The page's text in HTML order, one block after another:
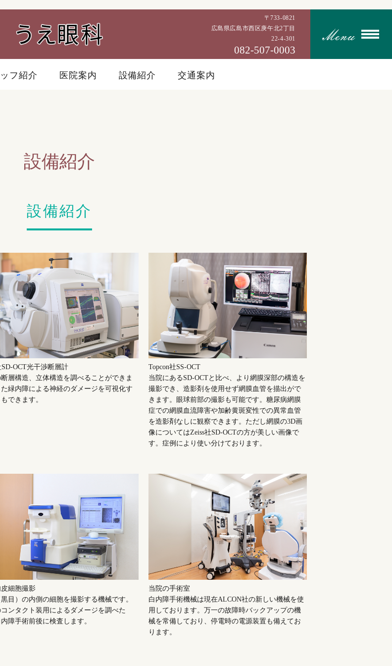
〒733-0821
広島県広島市西区庚午北2丁目
22-4-301
082-507-0003
フ紹介 医院案内 設備紹介 交通案内
設備紹介
設備紹介
SD-OCT光干渉断層計
層構造、立体構造を調べることができま
緑内障による神経のダメージを可視化す
できます。
Topcon社SS-OCT
当院にあるSD-OCTと比べ、より網膜深部の構造を
撮影でき、造影剤を使用せず網膜血管を描出がで
きます。眼球前部の撮影も可能です。糖尿病網膜
症での網膜血流障害や加齢黄斑変性での異常血管
を造影剤なしに観察できます。ただし網膜の3D画
像についてはZeiss社SD-OCTの方が美しい画像で
す。症例により使い分けております。
細胞撮影
目）の内側の細胞を撮影する機械です。
ンタクト装用によるダメージを調べた
内障手術前後に検査します。
当院の手術室
白内障手術機械は現在ALCON社の新しい機械を使
用しております。万一の故障時バックアップの機
械を常備しており、停電時の電源装置も備えてお
ります。